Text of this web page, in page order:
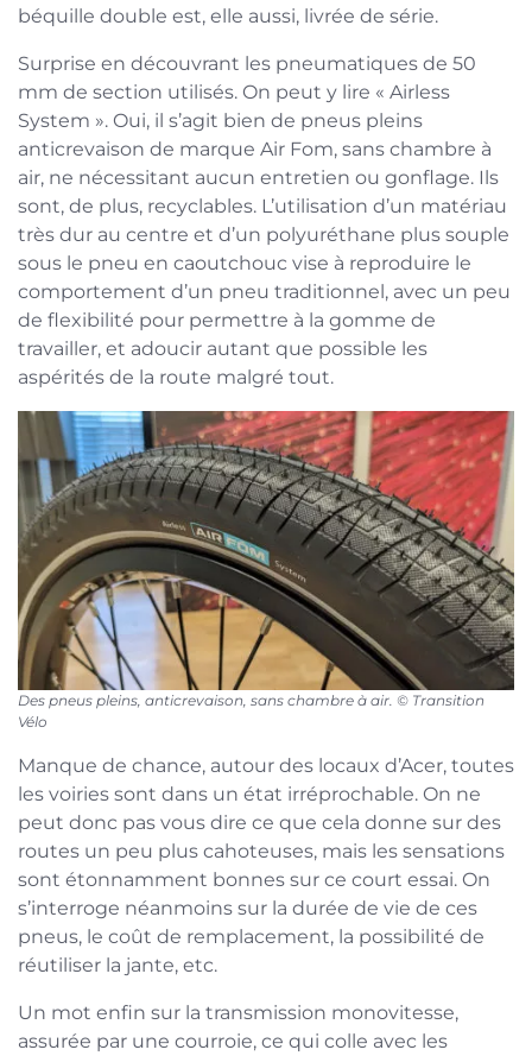
béquille double est, elle aussi, livrée de série.
Surprise en découvrant les pneumatiques de 50
mm de section utilisés. On peut y lire « Airless
System ». Oui, il s’agit bien de pneus pleins
anticrevaison de marque Air Fom, sans chambre à
air, ne nécessitant aucun entretien ou gonflage. Ils
sont, de plus, recyclables. L’utilisation d’un matériau
très dur au centre et d’un polyuréthane plus souple
sous le pneu en caoutchouc vise à reproduire le
comportement d’un pneu traditionnel, avec un peu
de flexibilité pour permettre à la gomme de
travailler, et adoucir autant que possible les
aspérités de la route malgré tout.
Des pneus pleins, anticrevaison, sans chambre à air. © Transition
Vélo
Manque de chance, autour des locaux d’Acer, toutes
les voiries sont dans un état irréprochable. On ne
peut donc pas vous dire ce que cela donne sur des
routes un peu plus cahoteuses, mais les sensations
sont étonnamment bonnes sur ce court essai. On
s’interroge néanmoins sur la durée de vie de ces
pneus, le coût de remplacement, la possibilité de
réutiliser la jante, etc.
Un mot enfin sur la transmission monovitesse,
assurée par une courroie, ce qui colle avec les